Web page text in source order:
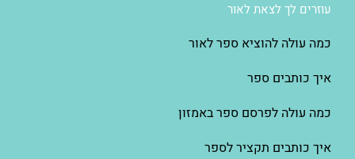
עוזרים לך לצאת לאור
כמה עולה להוציא ספר לאור
איך כותבים ספר
כמה עולה לפרסם ספר באמזון
איך כותבים תקציר לספר